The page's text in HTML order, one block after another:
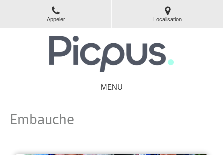
Appeler Localisation
MENU
Embauche